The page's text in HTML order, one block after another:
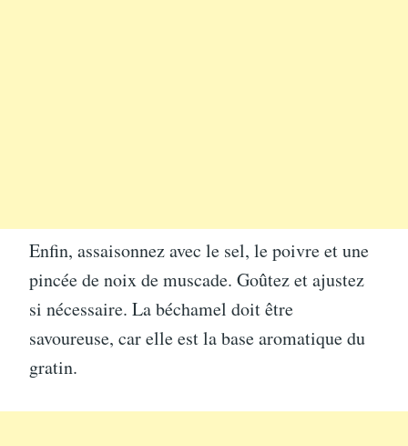
Enfin, assaisonnez avec le sel, le poivre et une
pincée de noix de muscade. Goûtez et ajustez
si nécessaire. La béchamel doit être
savoureuse, car elle est la base aromatique du
gratin.